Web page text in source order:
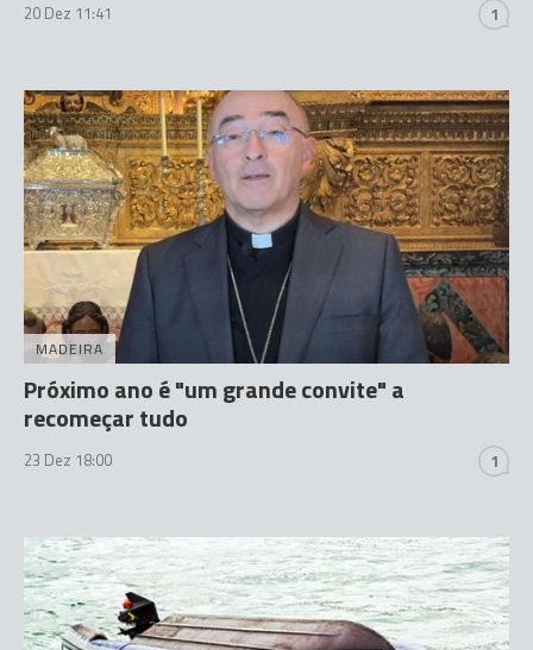
20 Dez 11:41 1
MADEIRA
Próximo ano é "um grande convite" a
recomeçar tudo
23 Dez 18:00 1